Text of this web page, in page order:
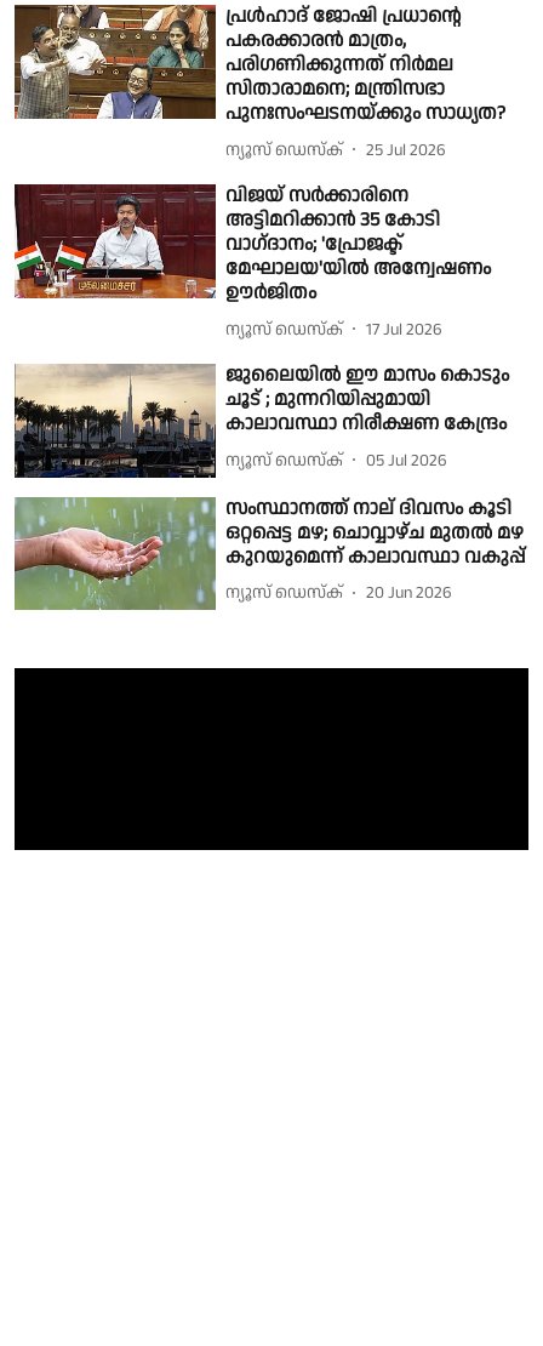
പ്രള്‍ഹാദ് ജോഷി പ്രധാന്റെ
പകരക്കാരന്‍ മാത്രം,
പരിഗണിക്കുന്നത് നിര്‍മല
സിതാരാമനെ; മന്ത്രിസഭാ
പുനഃസംഘടനയ്ക്കും സാധ്യത?
ന്യൂസ് ഡെസ്ക് 25 Jul 2026
വിജയ് സര്‍ക്കാരിനെ
അട്ടിമറിക്കാന്‍ 35 കോടി
വാഗ്‌ദാനം; 'പ്രോജക്ട്
മേഘാലയ'യില്‍ അന്വേഷണം
ഊര്‍ജിതം
ന്യൂസ് ഡെസ്ക് 17 Jul 2026
ജുലൈയിൽ ഈ മാസം കൊടും
ചൂട് ; മുന്നറിയിപ്പുമായി
കാലാവസ്ഥാ നിരീക്ഷണ കേന്ദ്രം
ന്യൂസ് ഡെസ്ക് 05 Jul 2026
സംസ്ഥാനത്ത് നാല് ദിവസം കൂടി
ഒറ്റപ്പെട്ട മഴ; ചൊവ്വാഴ്ച മുതല്‍ മഴ
കുറയുമെന്ന് കാലാവസ്ഥാ വകുപ്പ്
ന്യൂസ് ഡെസ്ക് 20 Jun 2026